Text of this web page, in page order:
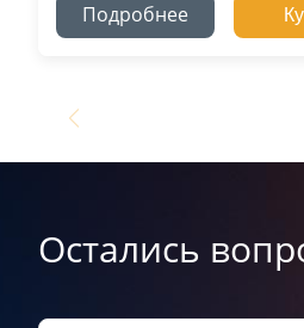
Подробнее
Остались